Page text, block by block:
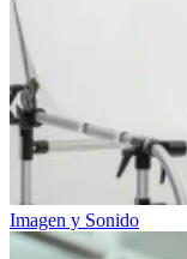
Imagen y Sonido